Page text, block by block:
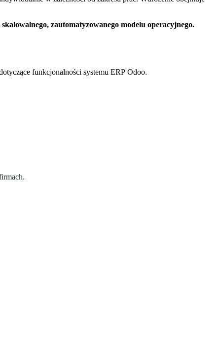
zautomatyzowanego modelu operacyjnego.
funkcjonalności systemu ERP Odoo.